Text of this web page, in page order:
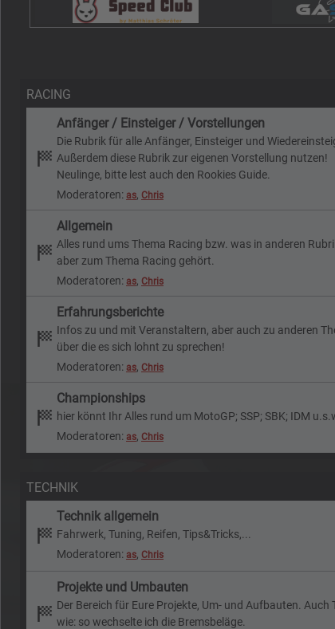
RACING
Anfänger / Einsteiger / Vorstellungen
Die Rubrik für alle Anfänger, Einsteiger und
Außerdem diese Rubrik zur eigenen Vorstellung nutzen!
Neulinge, bitte lest auch den Rookies Guide.
Moderatoren: as, Chris
Allgemein
Alles rund ums Thema Racing bzw. was in anderen
aber zum Thema Racing gehört.
Moderatoren: as, Chris
Erfahrungsberichte
Infos zu und mit Veranstaltern, aber auch zu anderen
über die es sich lohnt zu sprechen!
Moderatoren: as, Chris
Championships
hier könnt Ihr Alles rund um MotoGP; SSP; SBK; IDM
Moderatoren: as, Chris
TECHNIK
Technik allgemein
Fahrwerk, Tuning, Reifen, Tips&Tricks,...
Moderatoren: as, Chris
Projekte und Umbauten
Der Bereich für Eure Projekte, Um- und Aufbauten.
wie: so wechselte ich die Bremsbeläge.